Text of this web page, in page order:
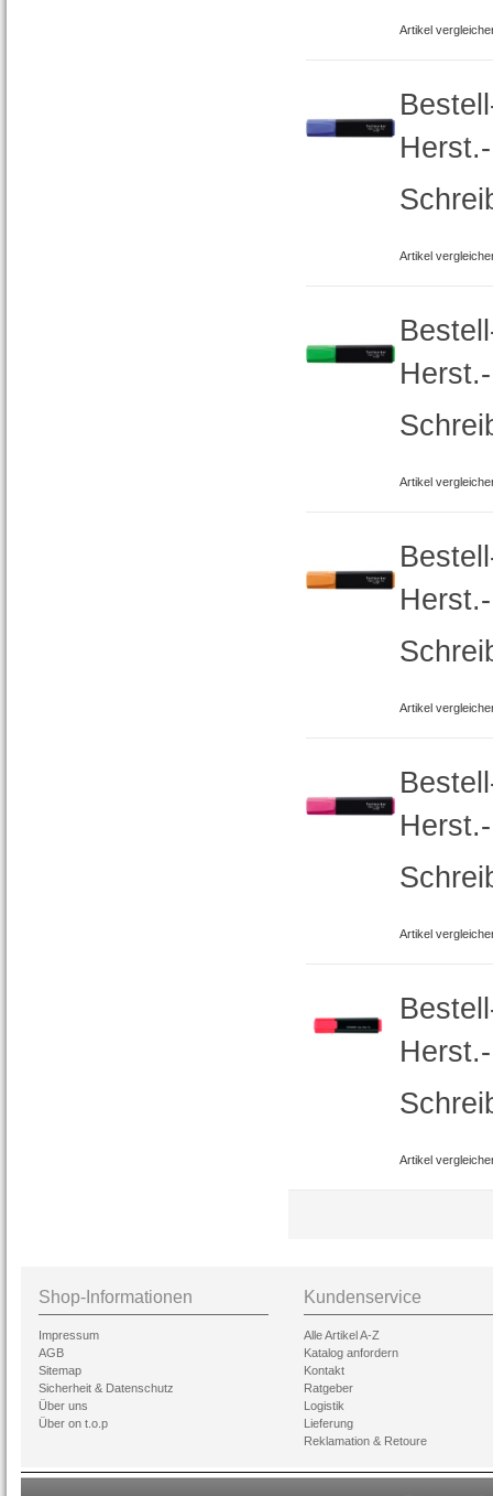
Artikel
Artikel
Artikel
Artikel
Artikel
Artikel
Shop-Informationen
Impressum
AGB
Sitemap
Sicherheit & Datenschutz
Über uns
Über on t.o.p
Kundenservice
Alle Artikel A-Z
Katalog anfordern
Kontakt
Ratgeber
Logistik
Lieferung
Reklamation & Retoure